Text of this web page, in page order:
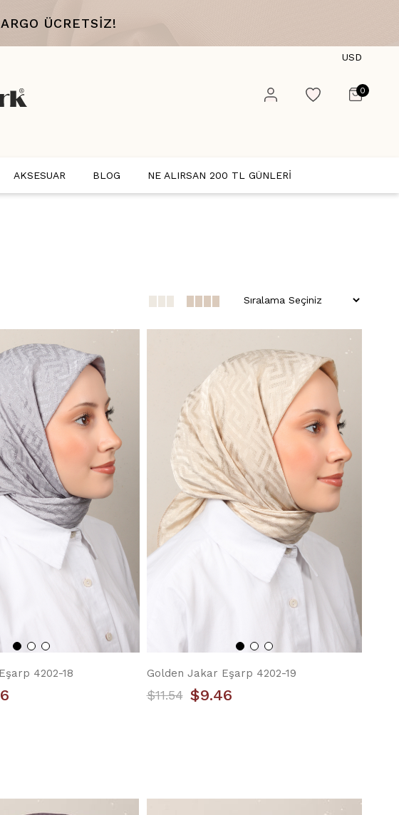
ÜCRETSİZ!
USD
0
AKSESUAR BLOG NE ALIRSAN 200 TL GÜNLERİ
4202-18 Golden Jakar Eşarp 4202-19
$9.46
$11.54